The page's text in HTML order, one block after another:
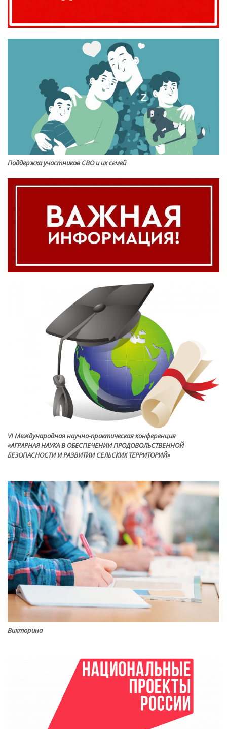
Поддержка участников СВО и их семей
VI Международная научно-практическая конференция
«АГРАРНАЯ НАУКА В ОБЕСПЕЧЕНИИ ПРОДОВОЛЬСТВЕННОЙ
БЕЗОПАСНОСТИ И РАЗВИТИИ СЕЛЬСКИХ ТЕРРИТОРИЙ»
Викторина